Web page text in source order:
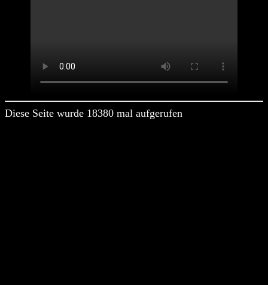
Diese Seite wurde 18380 mal aufgerufen